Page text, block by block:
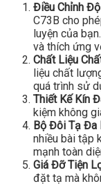
Điều Chỉnh
C73B cho
luyện của
và thích ứng
Chất Liệu
liệu chất
quá trình sử
Thiết Kế Kín
kiệm không
Bộ Đôi Tạ Đa
nhiều bài tập
mạnh toàn
Giá Đỡ Tiện
đặt tạ mà